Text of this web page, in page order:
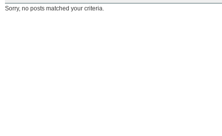
Sorry, no posts matched your criteria.